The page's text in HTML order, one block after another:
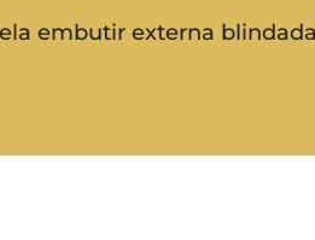
embutir externa